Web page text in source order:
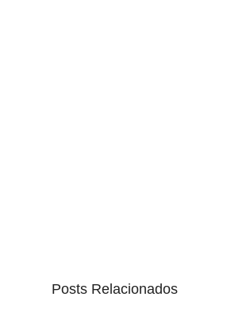
Posts Relacionados